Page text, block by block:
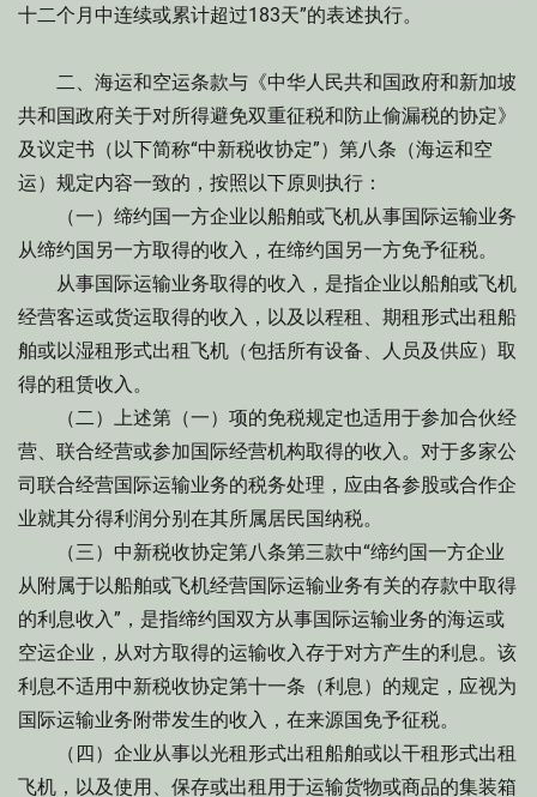
十二个月中连续或累计超过183天”的表述执行。
二、海运和空运条款与《中华人民共和国政府和新加坡
共和国政府关于对所得避免双重征税和防止偷漏税的协定》
及议定书（以下简称“中新税收协定”）第八条（海运和空
运）规定内容一致的，按照以下原则执行：
（一）缔约国一方企业以船舶或飞机从事国际运输业务
从缔约国另一方取得的收入，在缔约国另一方免予征税。
从事国际运输业务取得的收入，是指企业以船舶或飞机
经营客运或货运取得的收入，以及以程租、期租形式出租船
舶或以湿租形式出租飞机（包括所有设备、人员及供应）取
得的租赁收入。
（二）上述第（一）项的免税规定也适用于参加合伙经
营、联合经营或参加国际经营机构取得的收入。对于多家公
司联合经营国际运输业务的税务处理，应由各参股或合作企
业就其分得利润分别在其所属居民国纳税。
（三）中新税收协定第八条第三款中“缔约国一方企业
从附属于以船舶或飞机经营国际运输业务有关的存款中取得
的利息收入”，是指缔约国双方从事国际运输业务的海运或
空运企业，从对方取得的运输收入存于对方产生的利息。该
利息不适用中新税收协定第十一条（利息）的规定，应视为
国际运输业务附带发生的收入，在来源国免予征税。
（四）企业从事以光租形式出租船舶或以干租形式出租
飞机，以及使用、保存或出租用于运输货物或商品的集装箱